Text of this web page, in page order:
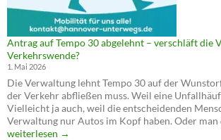
Antrag auf Tempo 30 abgelehnt – verschläft die
Verkehrswende?
1. Mai 2026
Die Verwaltung lehnt Tempo 30 auf der
der Verkehr abfließen muss. Weil eine
Vielleicht ja auch, weil die entscheidenden
Verwaltung nur Autos im Kopf haben. Oder
weiterlesen →